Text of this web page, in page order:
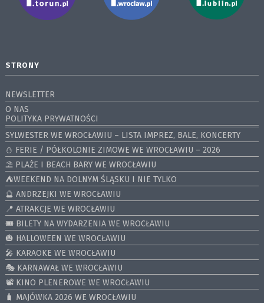
STRONY
NEWSLETTER
O NAS
POLITYKA PRYWATNOŚCI
SYLWESTER WE WROCŁAWIU – LISTA IMPREZ, BALE, KONCERTY
⛄️ FERIE / PÓŁKOLONIE ZIMOWE WE WROCŁAWIU – 2026
⛱️ PLAŻE I BEACH BARY WE WROCŁAWIU
⛺️WEEKEND NA DOLNYM ŚLĄSKU I NIE TYLKO
🔮 ANDRZEJKI WE WROCŁAWIU
📍 ATRAKCJE WE WROCŁAWIU
🎟️ BILETY NA WYDARZENIA WE WROCŁAWIU
🎃 HALLOWEEN WE WROCŁAWIU
🎤 KARAOKE WE WROCŁAWIU
🎭 KARNAWAŁ WE WROCŁAWIU
📽️ KINO PLENEROWE WE WROCŁAWIU
🧳 MAJÓWKA 2026 WE WROCŁAWIU